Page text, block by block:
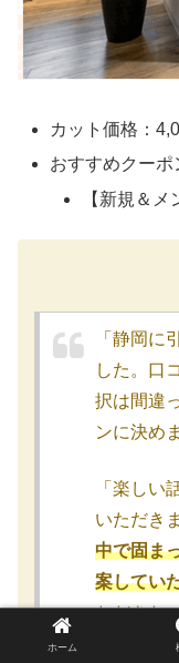
カット価格：
おすすめクーポ
【新規＆
──
「静岡に
した。口
択は間違
ンに決め
「楽しい
いただき
中で固ま
案してい
ただきた
ホーム